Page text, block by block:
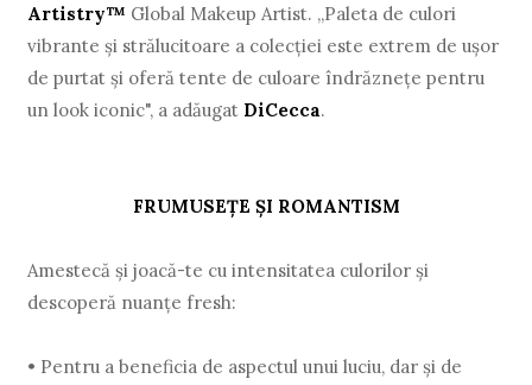
Artistry™ Global Makeup Artist. „Paleta de culori
vibrante și strălucitoare a colecției este extrem de ușor
de purtat și oferă tente de culoare îndrăznețe pentru
un look iconic", a adăugat DiCecca.
FRUMUSEȚE ȘI ROMANTISM
Amestecă și joacă-te cu intensitatea culorilor și
descoperă nuanțe fresh:
• Pentru a beneficia de aspectul unui luciu, dar și de